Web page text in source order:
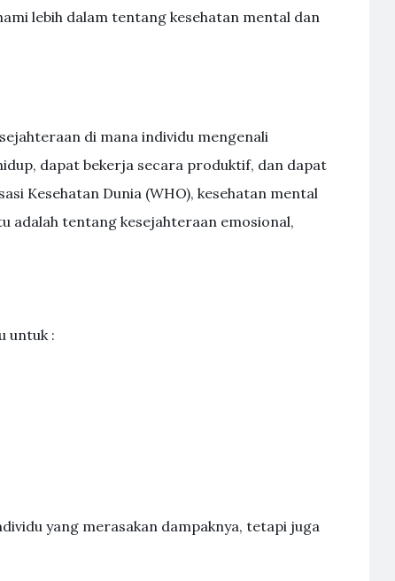
lebih dalam tentang kesehatan mental dan
di mana individu mengenali
dapat bekerja secara produktif, dan dapat
Kesehatan Dunia (WHO), kesehatan mental
adalah tentang kesejahteraan emosional,
untuk :
yang merasakan dampaknya, tetapi juga